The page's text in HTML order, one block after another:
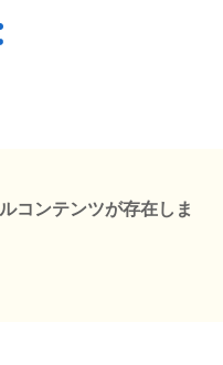
コンテンツが存在しま